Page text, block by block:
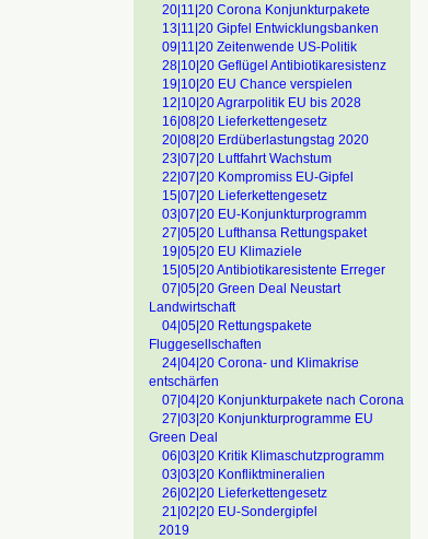
20|11|20 Corona Konjunkturpakete
13|11|20 Gipfel Entwicklungsbanken
09|11|20 Zeitenwende US-Politik
28|10|20 Geflügel Antibiotikaresistenz
19|10|20 EU Chance verspielen
12|10|20 Agrarpolitik EU bis 2028
16|08|20 Lieferkettengesetz
20|08|20 Erdüberlastungstag 2020
23|07|20 Luftfahrt Wachstum
22|07|20 Kompromiss EU-Gipfel
15|07|20 Lieferkettengesetz
03|07|20 EU-Konjunkturprogramm
27|05|20 Lufthansa Rettungspaket
19|05|20 EU Klimaziele
15|05|20 Antibiotikaresistente Erreger
07|05|20 Green Deal Neustart
Landwirtschaft
04|05|20 Rettungspakete
Fluggesellschaften
24|04|20 Corona- und Klimakrise
entschärfen
07|04|20 Konjunkturpakete nach Corona
27|03|20 Konjunkturprogramme EU
Green Deal
06|03|20 Kritik Klimaschutzprogramm
03|03|20 Konfliktmineralien
26|02|20 Lieferkettengesetz
21|02|20 EU-Sondergipfel
2019